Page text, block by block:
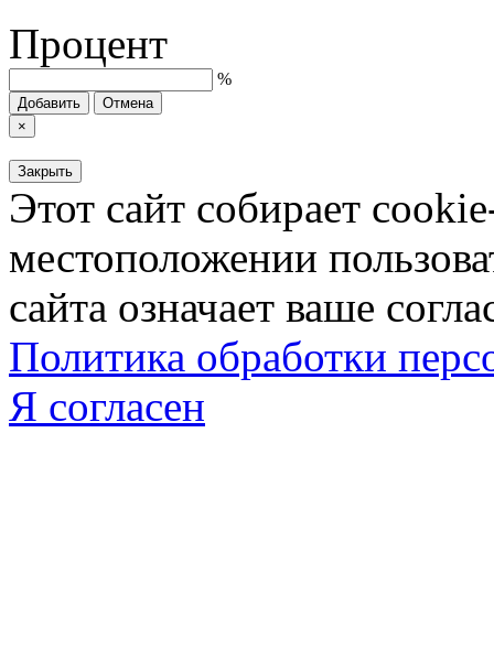
Процент
%
Добавить
Отмена
×
Закрыть
Этот сайт собирает
местоположении
сайта означает ваше
Политика обработки
Я согласен